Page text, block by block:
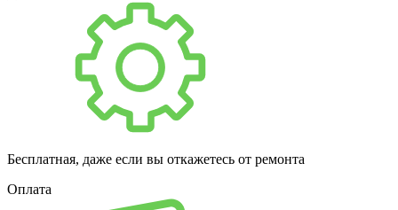
Бесплатная, даже если вы откажетесь от ремонта
Оплата